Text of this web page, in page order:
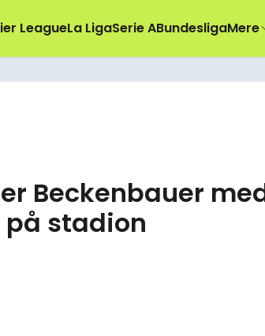
LeagueLa LigaSerie ABundesligaMere
Beckenbauer
stadion